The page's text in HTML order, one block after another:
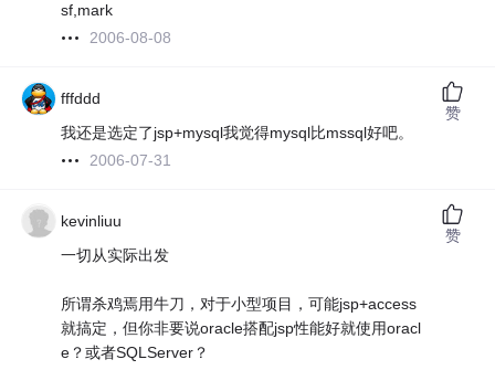
sf,mark
2006-08-08
fffddd
我还是选定了jsp+mysql我觉得mysql比mssql好吧。
2006-07-31
赞
kevinliuu
一切从实际出发
所谓杀鸡焉用牛刀，对于小型项目，可能jsp+access
就搞定，但你非要说oracle搭配jsp性能好就使用oracl
e？或者SQLServer？
赞